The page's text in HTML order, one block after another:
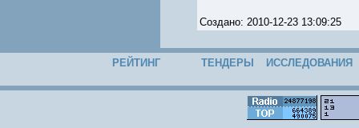
Создано: 2010-12-23 13:09:25
РЕЙТИНГ ТЕНДЕРЫ ИССЛЕДОВАНИЯ